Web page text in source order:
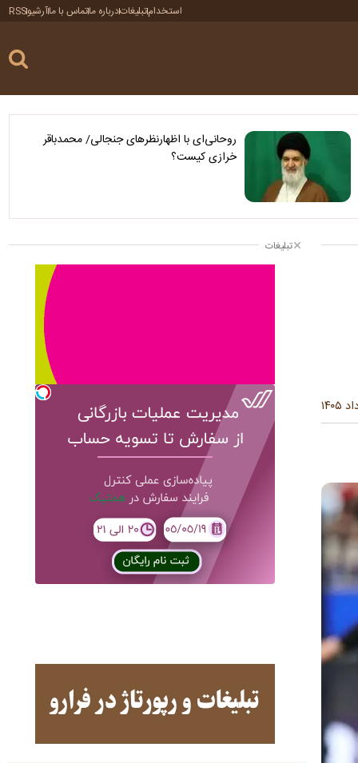
استخدامتبلیغاتدرباره ماتماس با ماآرشیوRSS
روحانی‌ای با اظهارنظرهای جنجالی/ محمدباقر
خرازی کیست؟
تبلیغات